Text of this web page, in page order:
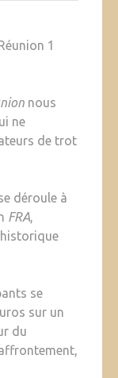
1
nous
ne
de trot
déroule à
FRA,
se
sur un
du